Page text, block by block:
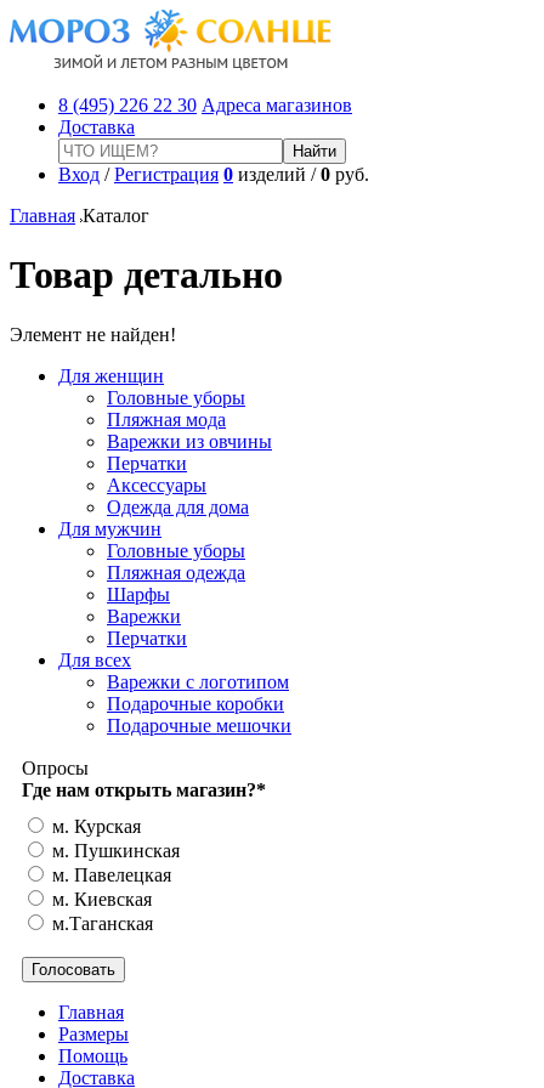
8 (495) 226 22 30 Адреса магазинов
Доставка
Вход /Регистрация 0 изделий /0 руб.
Главная Каталог
Товар детально
Элемент не найден!
Для женщин
Головные уборы
Пляжная мода
Варежки из овчины
Перчатки
Аксессуары
Одежда для дома
Для мужчин
Головные уборы
Пляжная одежда
Шарфы
Варежки
Перчатки
Для всех
Варежки с логотипом
Подарочные коробки
Подарочные мешочки
Опросы
Где нам открыть магазин?*
м. Курская
м. Пушкинская
м. Павелецкая
м. Киевская
м.Таганская
Главная
Размеры
Помощь
Доставка